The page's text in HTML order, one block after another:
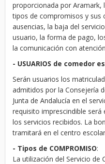
proporcionada por
tipos de compromisos y sus
ausencias, la baja del
usuario, la forma de pago,
la comunicación con
- USUARIOS de comedor
Serán usuarios los
admitidos por la Consejería
Junta de Andalucía en el
requisito imprescindible
los servicios recibidos. La
tramitará en el centro
- Tipos de COMPROMISO:
La utilización del Servicio de